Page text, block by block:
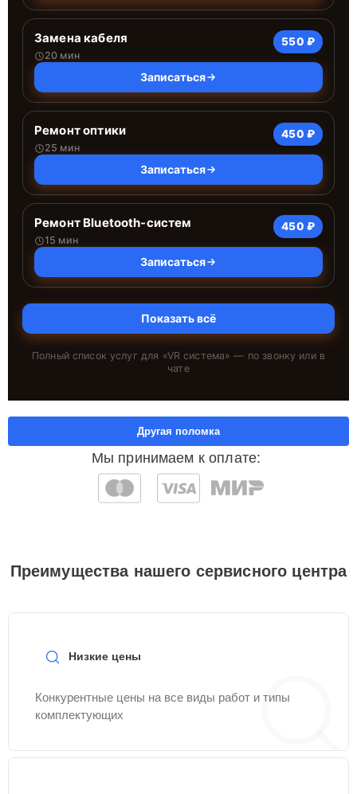
Замена кабеля
20 мин
550 ₽
Записаться
Ремонт оптики
25 мин
450 ₽
Записаться
Ремонт Bluetooth-систем
15 мин
450 ₽
Записаться
Показать всё
Полный список услуг для «VR система» — по звонку или в
чате
Мы принимаем к оплате:
Другая поломка
Преимущества нашего сервисного центра
Низкие цены
Конкурентные цены на все виды работ и типы
комплектующих